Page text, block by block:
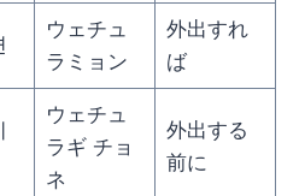
ウェチュ
ラミョン
外出すれ
ば
ウェチュ
ラギ チョ
ネ
外出する
前に